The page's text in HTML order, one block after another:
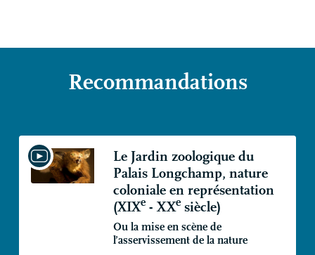
Recommandations
Le Jardin zoologique du
Palais Longchamp, nature
coloniale en représentation
(XIXe-XXesiècle)
Ou la mise en scène de
l’asservissement de la nature